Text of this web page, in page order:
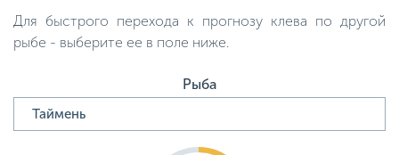
Для быстрого перехода к прогнозу клева по другой
рыбе - выберите ее в поле ниже.
Рыба